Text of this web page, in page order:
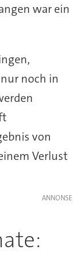
war ein
noch in
von
Verlust